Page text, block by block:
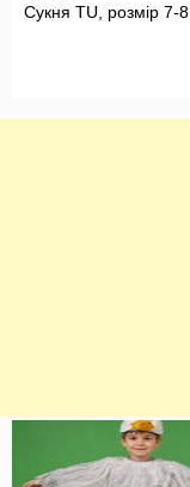
Сукня TU, розмір 7-8